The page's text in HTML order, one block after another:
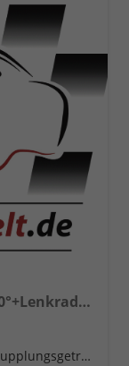
LIFE 150PS eTSI DSG GV5+AHK+360°+Lenkradheiz+IQ.Drive+ACC+App+eHeck+LED
Doppelkupplungsgetriebe (DSG)